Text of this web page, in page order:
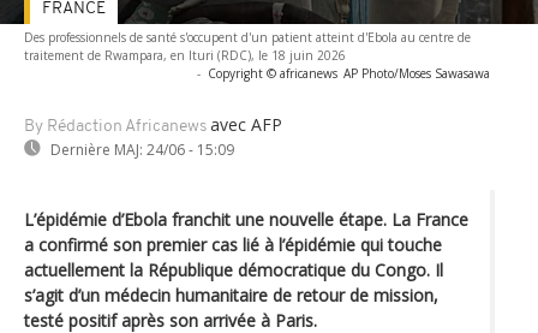
Des professionnels de santé s'occupent d'un patient atteint d'Ebola au centre de
traitement de Rwampara, en Ituri (RDC), le 18 juin 2026
- Copyright © africanews AP Photo/Moses Sawasawa
By Rédaction Africanews avec AFP
Dernière MAJ: 24/06 - 15:09
FRANCE
L’épidémie d’Ebola franchit une nouvelle étape. La France
a confirmé son premier cas lié à l’épidémie qui touche
actuellement la République démocratique du Congo. Il
s’agit d’un médecin humanitaire de retour de mission,
testé positif après son arrivée à Paris.